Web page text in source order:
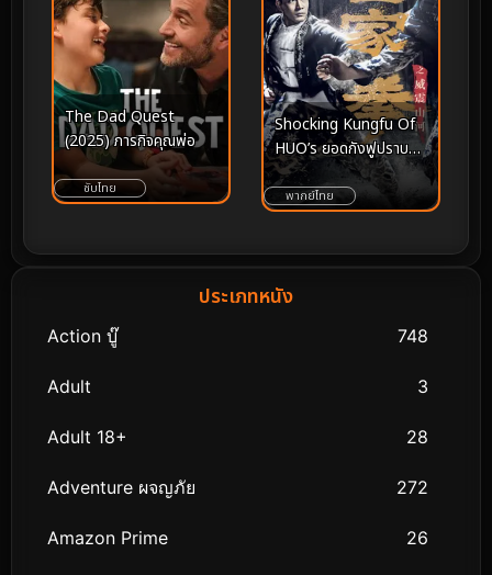
The Dad Quest
(2025) ภารกิจคุณพ่อ
ซับไทย
Shocking Kungfu Of
HUO’s ยอดกังฟูปราบ
อธรรม (2026)
พากย์ไทย
ประเภทหนัง
Action บู๊ 748
Adult 3
Adult 18+ 28
Adventure ผจญภัย 272
Amazon Prime 26